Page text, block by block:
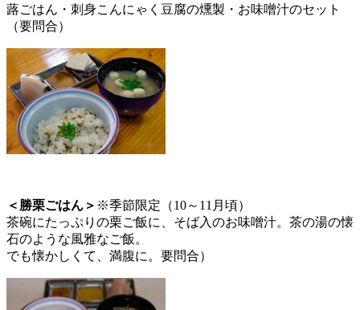
蕗ごはん・刺身こんにゃく豆腐の燻製・お味噌汁のセット
（要問合）
＜勝栗ごはん＞ ※季節限定（10～11月頃）
茶碗にたっぷりの栗ご飯に、そば入のお味噌汁。茶の湯の懐
石のような風雅なご飯。
でも懐かしくて、満腹に。要問合）